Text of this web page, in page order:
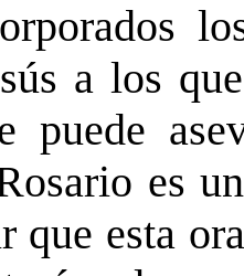
a los
puede
es
que esta